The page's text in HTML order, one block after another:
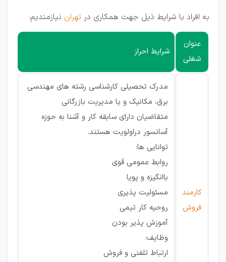
به افراد با شرایط ذیل جهت همکاری در تهران نیازمندیم:
عنوان
شغلی
شرایط احراز
کارمند
فروش
مدرک تحصیلی کارشناسی رشته های مهندسی
برق، مکانیک و یا مدیریت بازرگانی
متقاضیان دارای سابقه کار و آشنا به حوزه
آسانسور دراولویت هستند.
توانایی ها:
روابط عمومی قوی
باانگیزه و پویا
مسئولیت پذیری
روحیه کار تیمی
آموزش پذیر بودن
وظایف:
ارتباط تلفنی و فروش